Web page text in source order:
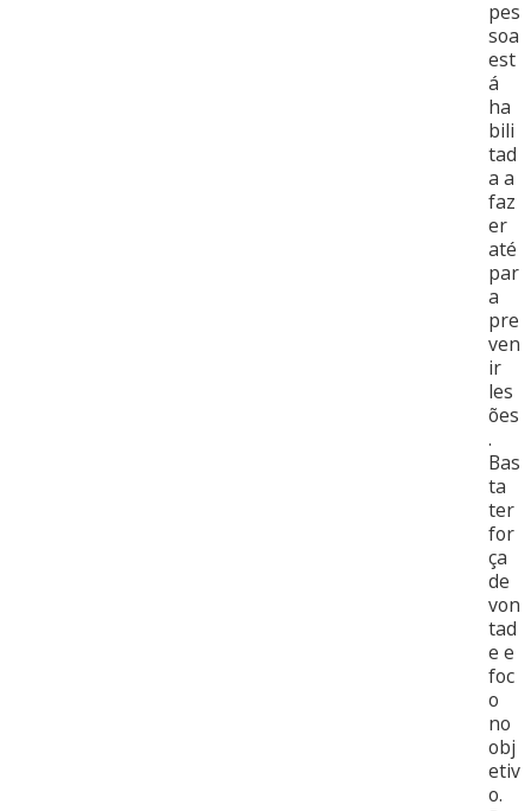
pes
soa
est
á
ha
bili
tad
a a
faz
er
até
par
a
pre
ven
ir
les
ões
.
Bas
ta
ter
for
ça
de
von
tad
e e
foc
o
no
obj
etiv
o.